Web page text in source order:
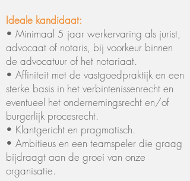
Ideale kandidaat:
• Minimaal 5 jaar werkervaring als jurist,
advocaat of notaris, bij voorkeur binnen
de advocatuur of het notariaat.
• Affiniteit met de vastgoedpraktijk en een
sterke basis in het verbintenissenrecht en
eventueel het ondernemingsrecht en/of
burgerlijk procesrecht.
• Klantgericht en pragmatisch.
• Ambitieus en een teamspeler die graag
bijdraagt aan de groei van onze
organisatie.